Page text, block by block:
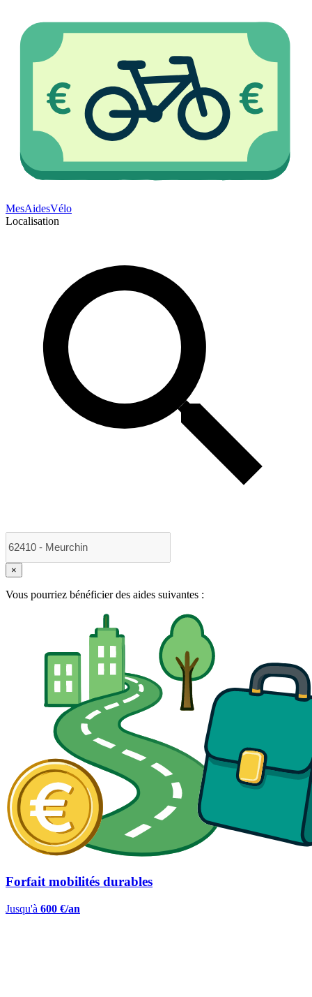
MesAidesVélo
Localisation
×
Vous pourriez bénéficier des aides suivantes :
Forfait mobilités durables
Jusqu'à 600 €/an